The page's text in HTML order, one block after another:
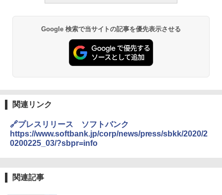
Google 検索で当サイトの記事を優先表示させる
関連リンク
🔗プレスリリース ソフトバンク
https://www.softbank.jp/corp/news/press/sbkk/2020/2
0200225_03/?sbpr=info
関連記事